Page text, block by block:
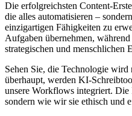
Die erfolgreichsten Content-
die alles automatisieren –
einzigartigen Fähigkeiten zu
Aufgaben übernehmen,
strategischen und menschlichen
Sehen Sie, die Technologie
überhaupt, werden KI-
unsere Workflows integriert.
sondern wie wir sie ethisch und